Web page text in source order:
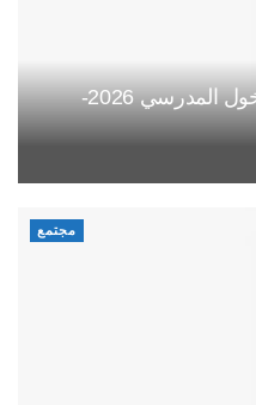
وزارة التربية تحسم موعد الدخول المدرسي 2026-
مجتمع